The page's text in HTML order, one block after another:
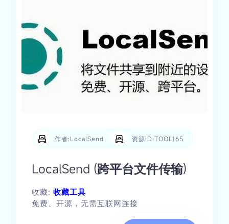
作者:LocalSend 资源ID:TOOL165
LocalSend (跨平台文件传输)
收藏:收藏工具
免费、开源，无需互联网连接